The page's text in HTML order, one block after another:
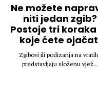
Savjeti
Ostalo
Dijete
Nutricionizam
Recepti
Suplementi
Tablica kalorija
ZDRAVLJE
Um i tijelo
Povrede i bolesti
Lifestyle
LIFESTYLE
Bodybuilding
VODA
Ne možete
niti jedan zgib?
Postoje tri koraka
koje ćete
Zgibovi ili podizanja na
predstavljaju složenu vjež...